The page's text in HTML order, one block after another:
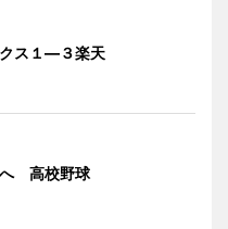
ス１―３楽天
へ 高校野球